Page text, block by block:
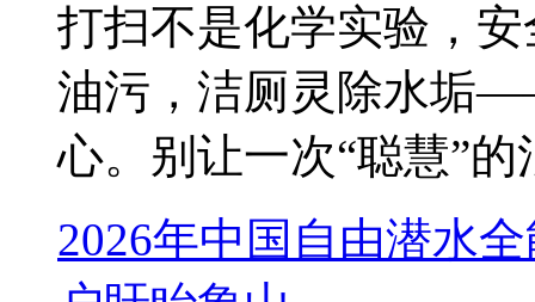
打扫不是化学实验，
油污，洁厕灵除水垢
心。别让一次“聪慧”
2026年中国自由潜水